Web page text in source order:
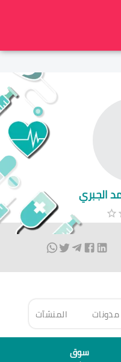
الجبري
مدونات المنشآت
سوق